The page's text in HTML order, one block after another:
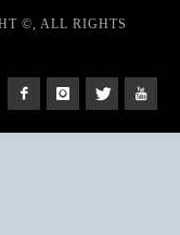
©, ALL RIGHTS